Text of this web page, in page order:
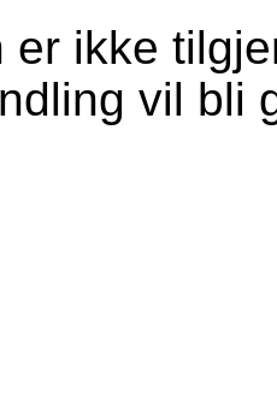
er ikke
vil bli